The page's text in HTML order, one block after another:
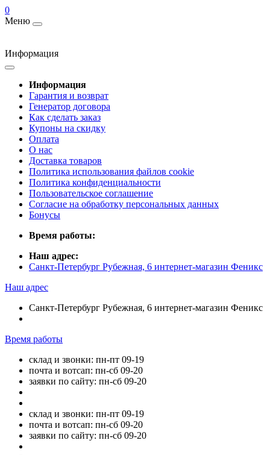
0
Меню
Информация
Информация
Гарантия и возврат
Генератор договора
Как сделать заказ
Купоны на скидку
Оплата
О нас
Доставка товаров
Политика использования файлов cookie
Политика конфиденциальности
Пользовательское соглашение
Согласие на обработку персональных данных
Бонусы
Время работы:
Наш адрес:
Санкт-Петербург Рубежная, 6 интернет-магазин Феникс
Наш адрес
Санкт-Петербург Рубежная, 6 интернет-магазин Феникс
Время работы
склад и звонки: пн-пт 09-19
почта и вотсап: пн-сб 09-20
заявки по сайту: пн-сб 09-20
склад и звонки: пн-пт 09-19
почта и вотсап: пн-сб 09-20
заявки по сайту: пн-сб 09-20